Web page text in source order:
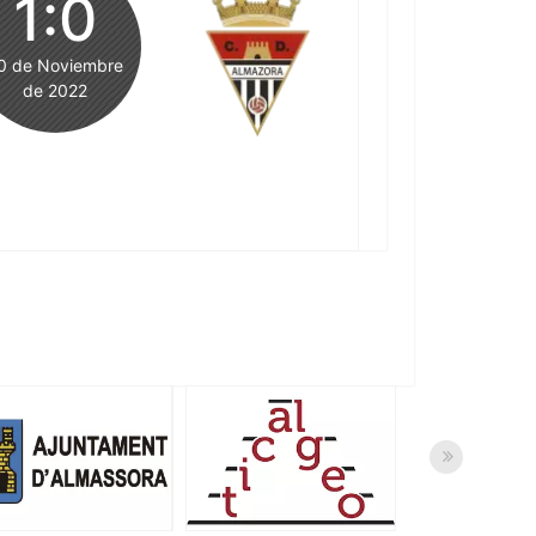
1:0
de Noviembre
de 2022